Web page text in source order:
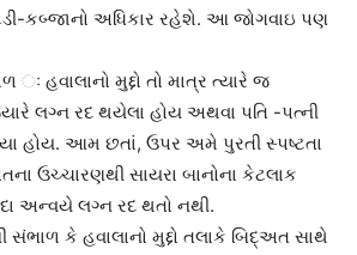
કબ્જાનો અધિકાર રહેશે. આ જોગવાઇ પણ
ઃ હવાલાનો મુદ્દો તો માત્ર ત્યારે જ
લગ્ન રદ થયેલા હોય અથવા પતિ -પત્ની
હોય. આમ છતાં, ઉપર અમે પુરતી સ્પષ્ટતા
ઉચ્ચારણથી સાયરા બાનોના કેટલાક
અન્વયે લગ્ન રદ થતો નથી.
કે હવાલાનો મુદ્દો તલાકે બિદ્અત સાથે